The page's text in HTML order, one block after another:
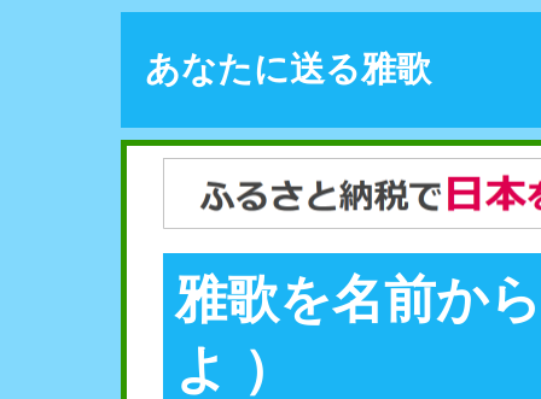
あなたに送る雅歌
雅歌を名前か
よ ）